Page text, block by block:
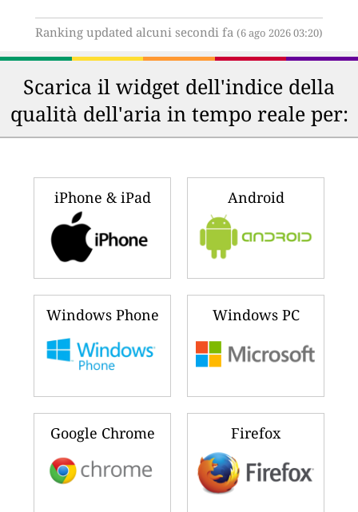
Ranking updated alcuni secondi fa (6 ago 2026 03:20)
Scarica il widget dell'indice della
qualità dell'aria in tempo reale per:
iPhone & iPad Android
Windows Phone Windows PC
Google Chrome Firefox